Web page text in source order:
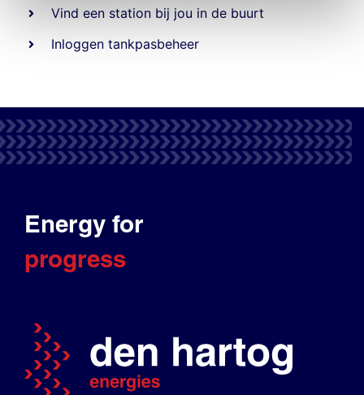
Vind een station bij jou in de buurt
Inloggen tankpasbeheer
Energy for
progress